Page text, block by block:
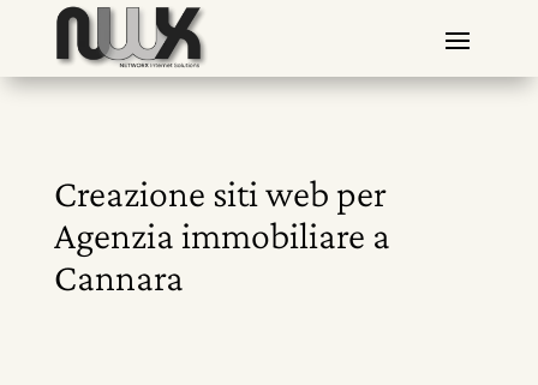
Creazione siti web per
Agenzia immobiliare a
Cannara